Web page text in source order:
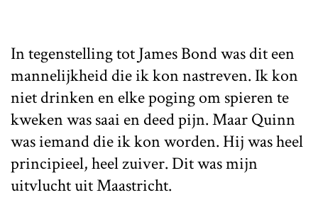
In tegenstelling tot James Bond was dit een
mannelijkheid die ik kon nastreven. Ik kon
niet drinken en elke poging om spieren te
kweken was saai en deed pijn. Maar Quinn
was iemand die ik kon worden. Hij was heel
principieel, heel zuiver. Dit was mijn
uitvlucht uit Maastricht.